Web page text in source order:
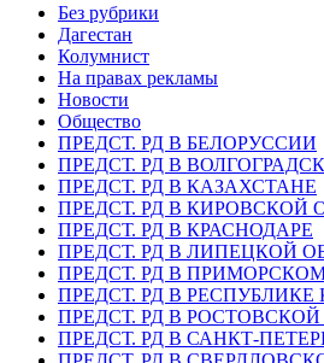
Без рубрики
Дагестан
Колумнист
На правах рекламы
Новости
Общество
ПРЕДСТ. РД В БЕЛОРУССИИ
ПРЕДСТ. РД В
ПРЕДСТ. РД В КАЗАХСТАНЕ
ПРЕДСТ. РД В КИРОВСКОЙ
ПРЕДСТ. РД В КРАСНОДАРЕ
ПРЕДСТ. РД В ЛИПЕЦКОЙ
ПРЕДСТ. РД В
ПРЕДСТ. РД В
ПРЕДСТ. РД В
ПРЕДСТ. РД В САНКТ-